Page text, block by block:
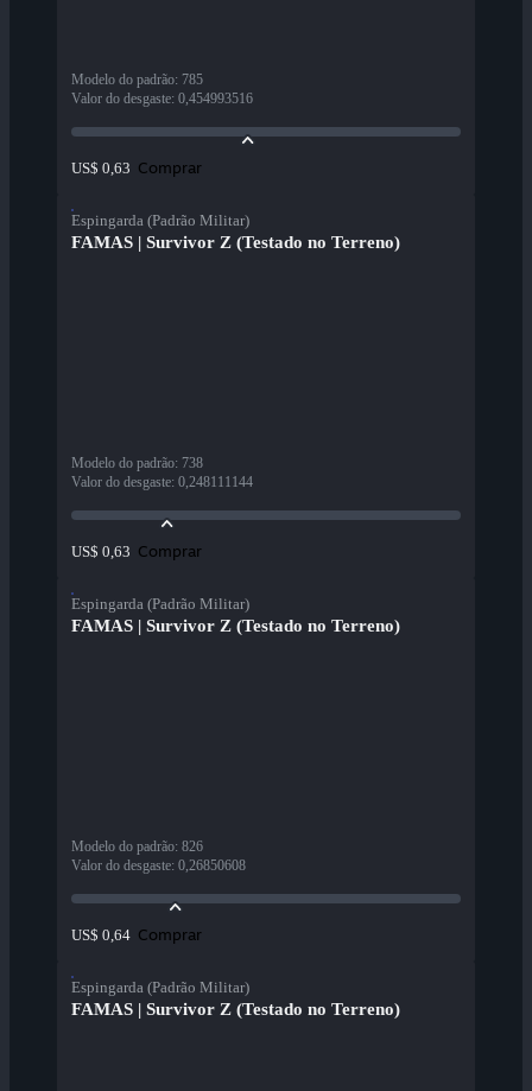
Modelo do padrão: 785
Valor do desgaste: 0,454993516
US$ 0,63 Comprar
Espingarda (Padrão Militar)
FAMAS | Survivor Z (Testado no Terreno)
Modelo do padrão: 738
Valor do desgaste: 0,248111144
US$ 0,63 Comprar
Espingarda (Padrão Militar)
FAMAS | Survivor Z (Testado no Terreno)
Modelo do padrão: 826
Valor do desgaste: 0,26850608
US$ 0,64 Comprar
Espingarda (Padrão Militar)
FAMAS | Survivor Z (Testado no Terreno)